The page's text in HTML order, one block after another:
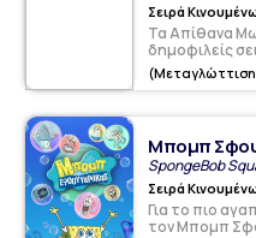
Σειρά
Τα Απίθανα
δημοφιλείς
Μπομπ
SpongeBob
Σειρά
Για το πιο
τον Mπομπ